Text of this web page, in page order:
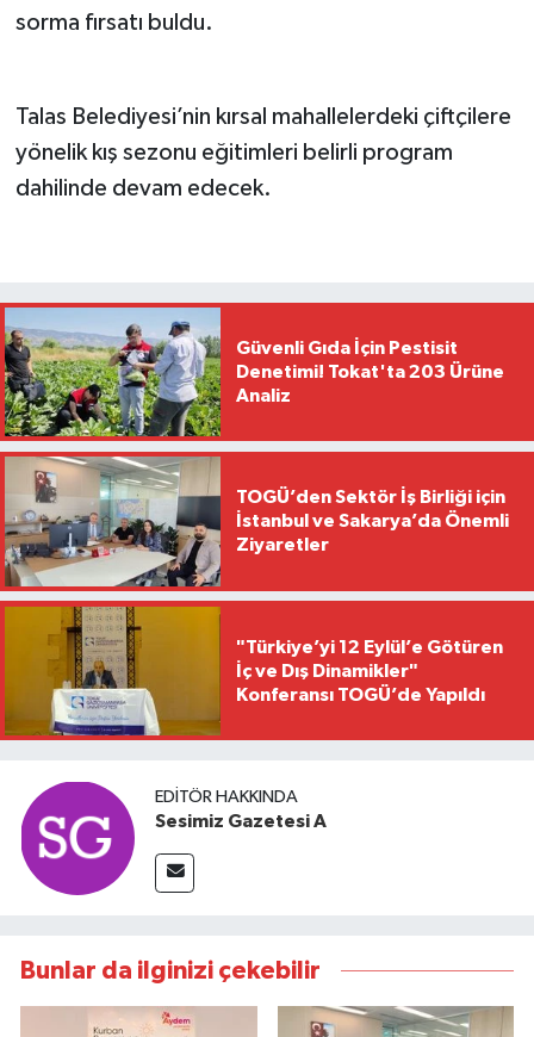
sorma fırsatı buldu.
Talas Belediyesi’nin kırsal mahallelerdeki çiftçilere
yönelik kış sezonu eğitimleri belirli program
dahilinde devam edecek.
Güvenli Gıda İçin Pestisit
Denetimi! Tokat'ta 203 Ürüne
Analiz
TOGÜ’den Sektör İş Birliği için
İstanbul ve Sakarya’da Önemli
Ziyaretler
"Türkiye’yi 12 Eylül’e Götüren
İç ve Dış Dinamikler"
Konferansı TOGÜ’de Yapıldı
EDITÖR HAKKINDA
Sesimiz Gazetesi A
Bunlar da ilginizi çekebilir